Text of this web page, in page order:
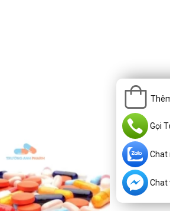
kỳ mỗi 1 đến 2 tháng.
Gọi
Chat
Chat